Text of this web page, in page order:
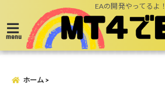
EAの開発やってるよ！
menu
ホーム